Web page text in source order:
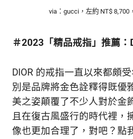
via：gucci，左約 NT$ 8,700
＃2023 「精品戒指」推薦：
DIOR 的戒指一直以來都頗
別是品牌將金色詮釋得既優
美之姿顛覆了不少人對於金
且在復古風盛行的時代裡，
像也更加合理了，對吧？ 點